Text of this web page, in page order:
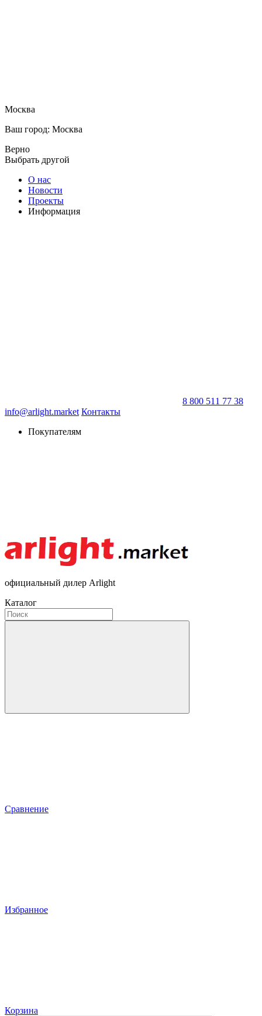
Москва
Ваш город: Москва
Верно
Выбрать другой
О нас
Новости
Проекты
Информация
8 800 511 77 38
info@arlight.market Контакты
Покупателям
официальный дилер Arlight
Каталог
Сравнение
Избранное
Корзина